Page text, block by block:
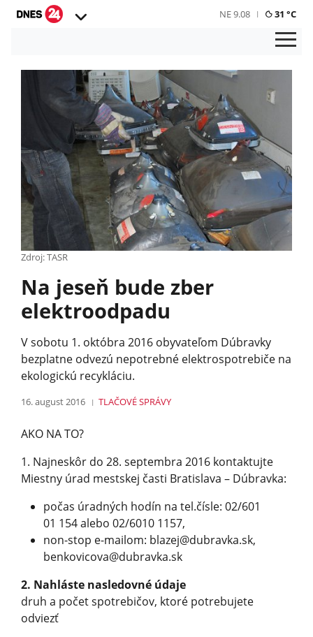
NE 9.08 31 °C
Zdroj: TASR
Na jeseň bude zber
elektroodpadu
V sobotu 1. októbra 2016 obyvateľom Dúbravky
bezplatne odvezú nepotrebné elektrospotrebiče na
ekologickú recykláciu.
16. august 2016 TLAČOVÉ SPRÁVY
AKO NA TO?
1. Najneskôr do 28. septembra 2016 kontaktujte
Miestny úrad mestskej časti Bratislava – Dúbravka:
počas úradných hodín na tel.čísle: 02/601
01 154 alebo 02/6010 1157,
non-stop e-mailom: blazej@dubravka.sk,
benkovicova@dubravka.sk
2. Nahláste nasledovné údaje
druh a počet spotrebičov, ktoré potrebujete
odviezť